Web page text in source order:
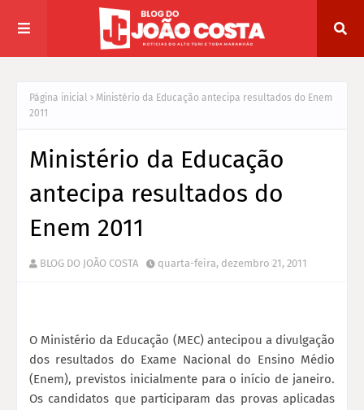
Página inicial
Ministério da Educação antecipa resultados do Enem
2011
Ministério da Educação
antecipa resultados do
Enem 2011
BLOG DO JOÃO COSTA quarta-feira, dezembro 21, 2011
O Ministério da Educação (MEC) antecipou a divulgação
dos resultados do Exame Nacional do Ensino Médio
(Enem), previstos inicialmente para o início de janeiro.
Os candidatos que participaram das provas aplicadas